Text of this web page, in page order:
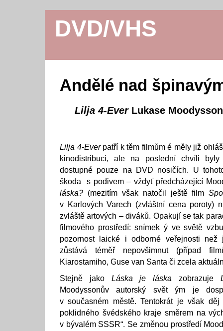
DVD/VHS
Andělé nad
Lilja 4-EverLukase
Lilja 4-Everpatří k těm filmům é měly již
kinodistribuci, ale na poslední chvíli
dostupné pouze na DVD nosičích. U
škoda s podivem – vždyť předcházející
láska? (mezitím však natočil ještě film
v Karlových Varech (zvláštní cena poroty)
zvláště artových – diváků. Opakují se tak
filmového prostředí: snímek ý ve světě
pozornost laické i odborné veřejnosti než
zůstává téměř nepovšimnut (případ
Kiarostamiho, Guse van Santa či zcela
Stejně jako Láska je láska zobrazuje
Moodyssonův autorský svět ým je
v současném městě. Tentokrát je však
poklidného švédského kraje směrem na
v bývalém SSSR“. Se změnou prostředí